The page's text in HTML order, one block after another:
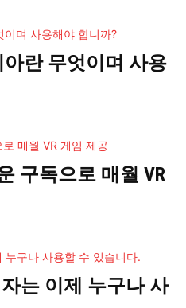
아란 무엇이며 사용
구독으로 매월 VR
는 이제 누구나 사